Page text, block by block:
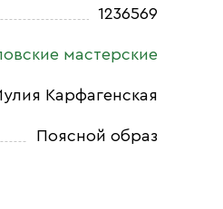
1236569
мастерские
Карфагенская
Поясной образ